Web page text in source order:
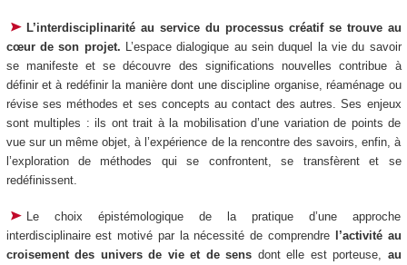
L’interdisciplinarité au service du processus créatif se trouve au
cœur de son projet.
L’espace dialogique au sein duquel la vie du savoir
se manifeste et se découvre des significations nouvelles contribue à
définir et à redéfinir la manière dont une discipline organise, réaménage ou
révise ses méthodes et ses concepts au contact des autres. Ses enjeux
sont multiples : ils ont trait à la mobilisation d’une variation de points de
vue sur un même objet, à l’expérience de la rencontre des savoirs, enfin, à
l’exploration de méthodes qui se confrontent, se transfèrent et se
redéfinissent.
Le choix épistémologique de la pratique d’une approche
interdisciplinaire est motivé par la nécessité de comprendre
l’activité au
croisement des univers de vie et de sens dont elle est porteuse, au